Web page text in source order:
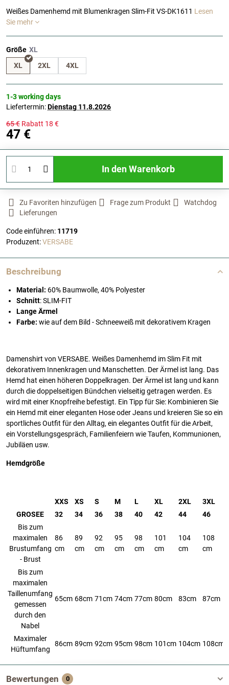
Weißes Damenhemd mit Blumenkragen Slim-Fit VS-DK1611 Lesen
Sie mehr
Größe
XL
2XL 4XL
1-3 working days
Liefertermin:Dienstag 11.8.2026
65 € Rabatt 18 €
47 €
In den Warenkorb
Zu Favoriten hinzufügen Frage zum Produkt
Watchdog
Lieferungen
Code einführen: 11719
Produzent:VERSABE
Beschreibung
Material: 60% Baumwolle, 40% Polyester
Schnitt: SLIM-FIT
Lange Ärmel
Farbe: wie auf dem Bild - Schneeweiß mit dekorativem Kragen
Damenshirt von VERSABE. Weißes Damenhemd im Slim Fit mit
dekorativem Innenkragen und Manschetten. Der Ärmel ist lang. Das
Hemd hat einen höheren Doppelkragen. Der Ärmel ist lang und kann
durch die doppelseitigen Bündchen vielseitig getragen werden. Es
wird mit einer Knopfreihe befestigt. Ein Tipp für Sie: Kombinieren Sie
ein Hemd mit einer eleganten Hose oder Jeans und kreieren Sie so ein
sportliches Outfit für den Alltag, ein elegantes Outfit für die Arbeit,
ein Vorstellungsgespräch, Familienfeiern wie Taufen, Kommunionen,
Jubiläen usw.
Hemdgröße
XXS XS S M L XL 2XL 3XL
GROSEE
32 34 36 38 40 42 44 46
Bis zum
maximalen
Brustumfang
- Brust
86
cm
89
cm
92
cm
95
cm
98
cm
101
cm
104
cm
108
cm
Bis zum
maximalen
Taillenumfang
gemessen
durch den
Nabel
65cm 68cm 71cm 74cm 77cm 80cm 83cm 87cm
Maximaler
Hüftumfang
86cm 89cm 92cm 95cm 98cm 101cm 104cm 108cm
Bewertungen 0